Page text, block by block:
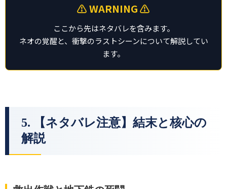
⚠️ WARNING ⚠️
ここから先はネタバレを含みます。
ネオの覚醒と、衝撃のラストシーンについて解説してい
ます。
5. 【ネタバレ注意】結末と核心の
解説